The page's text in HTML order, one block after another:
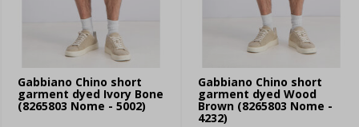
Gabbiano Chino short
garment dyed Ivory Bone
(8265803 Nome - 5002)
Gabbiano Chino short
garment dyed Wood
Brown (8265803 Nome -
4232)